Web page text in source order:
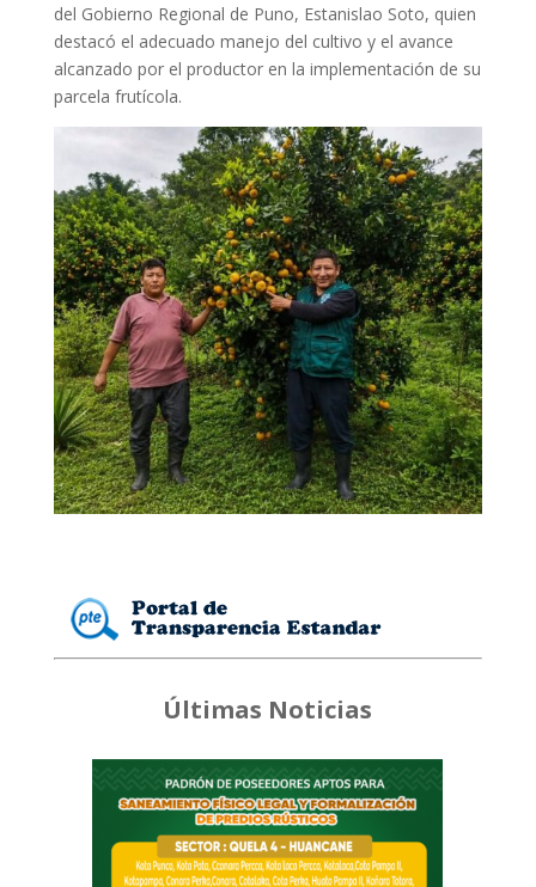
del Gobierno Regional de Puno, Estanislao Soto, quien
destacó el adecuado manejo del cultivo y el avance
alcanzado por el productor en la implementación de su
parcela frutícola.
Últimas Noticias